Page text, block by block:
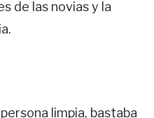
de las novias y la
limpia, bastaba